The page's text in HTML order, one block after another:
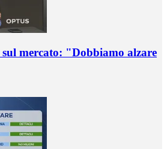
mercato: "Dobbiamo alzare